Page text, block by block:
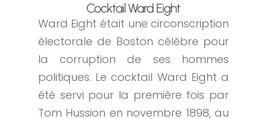
Cocktail Ward Eight
Ward Eight était une circonscription
électorale de Boston célèbre pour
la corruption de ses hommes
politiques. Le cocktail Ward Eight a
été servi pour la première fois par
Tom Hussion en novembre 1898, au